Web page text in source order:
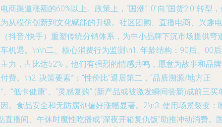
商渠道涨额的60%以上。政策上，“国潮1.0”向“国货2.0”转型
从模仿创新到文化赋能的升级。社区团购、直播电商、兴趣电
抖音/快手）重塑传统分销体系，为中小品牌下沉市场提供弯
机遇。\n\n二、核心消费行为监测\n1. 年龄结构 ：90后、00
力，占比达52%，他们有强烈的情感共鸣，愿意为故事和品
费。\n2. 决策要素” ：“性价比”退居第二，“品质溯源/地方正
、“低卡健康”、“灵感复购” (新产品或被激发瞬间尝新)成前三买
。食品安全和无防腐剂偏好涨幅显著。2\n3. 使用场景裂变 ：
直播间、午休时魔性吃播或“深夜开箱复仇饭”助推冲动消费。